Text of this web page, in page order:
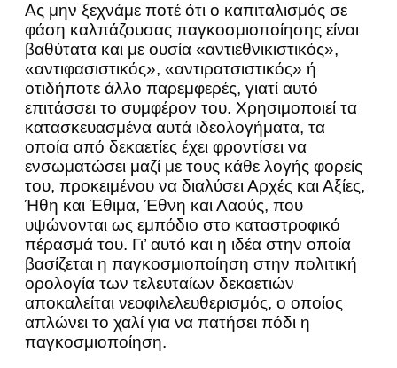
Ας μην ξεχνάμε ποτέ ότι ο καπιταλισμός σε
φάση καλπάζουσας παγκοσμιοποίησης είναι
βαθύτατα και με ουσία «αντιεθνικιστικός»,
«αντιφασιστικός», «αντιρατσιστικός» ή
οτιδήποτε άλλο παρεμφερές, γιατί αυτό
επιτάσσει το συμφέρον του. Χρησιμοποιεί τα
κατασκευασμένα αυτά ιδεολογήματα, τα
οποία από δεκαετίες έχει φροντίσει να
ενσωματώσει μαζί με τους κάθε λογής φορείς
του, προκειμένου να διαλύσει Αρχές και Αξίες,
Ήθη και Έθιμα, Έθνη και Λαούς, που
υψώνονται ως εμπόδιο στο καταστροφικό
πέρασμά του. Γι’ αυτό και η ιδέα στην οποία
βασίζεται η παγκοσμιοποίηση στην πολιτική
ορολογία των τελευταίων δεκαετιών
αποκαλείται νεοφιλελευθερισμός, ο οποίος
απλώνει το χαλί για να πατήσει πόδι η
παγκοσμιοποίηση.